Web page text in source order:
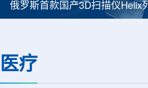
印度议会委员会强调铀矿项目
医疗